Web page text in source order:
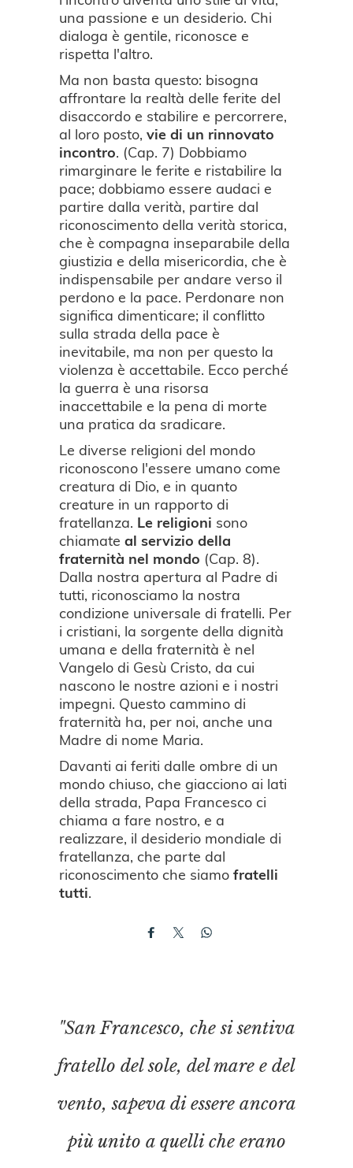
una passione e un desiderio. Chi
dialoga è gentile, riconosce e
rispetta l'altro.
Ma non basta questo: bisogna
affrontare la realtà delle ferite del
disaccordo e stabilire e percorrere,
al loro posto,vie di un rinnovato
incontro. (Cap. 7) Dobbiamo
rimarginare le ferite e ristabilire la
pace; dobbiamo essere audaci e
partire dalla verità, partire dal
riconoscimento della verità storica,
che è compagna inseparabile della
giustizia e della misericordia, che è
indispensabile per andare verso il
perdono e la pace. Perdonare non
significa dimenticare; il conflitto
sulla strada della pace è
inevitabile, ma non per questo la
violenza è accettabile. Ecco perché
la guerra è una risorsa
inaccettabile e la pena di morte
una pratica da sradicare.
Le diverse religioni del mondo
riconoscono l'essere umano come
creatura di Dio, e in quanto
creature in un rapporto di
fratellanza. Le religioni sono
chiamateal servizio della
fraternità nel mondo (Cap. 8).
Dalla nostra apertura al Padre di
tutti, riconosciamo la nostra
condizione universale di fratelli. Per
i cristiani, la sorgente della dignità
umana e della fraternità è nel
Vangelo di Gesù Cristo, da cui
nascono le nostre azioni e i nostri
impegni. Questo cammino di
fraternità ha, per noi, anche una
Madre di nome Maria.
Davanti ai feriti dalle ombre di un
mondo chiuso, che giacciono ai lati
della strada, Papa Francesco ci
chiama a fare nostro, e a
realizzare, il desiderio mondiale di
fratellanza, che parte dal
riconoscimento che siamofratelli
tutti.
"San Francesco, che si sentiva
fratello del sole, del mare e del
vento, sapeva di essere ancora
più unito a quelli che erano